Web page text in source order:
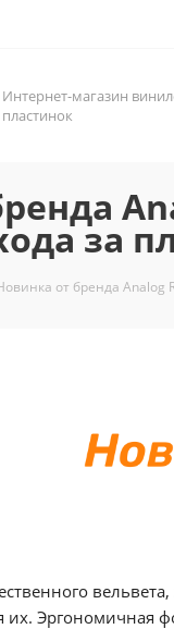
Интернет-магазин
пластинок
за
от бренда Analog
их. Эргономичная